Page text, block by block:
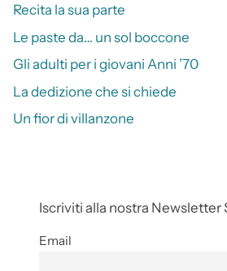
Recita la sua parte
Le paste da… un sol boccone
Gli adulti per i giovani Anni ’70
La dedizione che si chiede
Un fior di villanzone
Iscriviti alla nostra Newsletter
Email